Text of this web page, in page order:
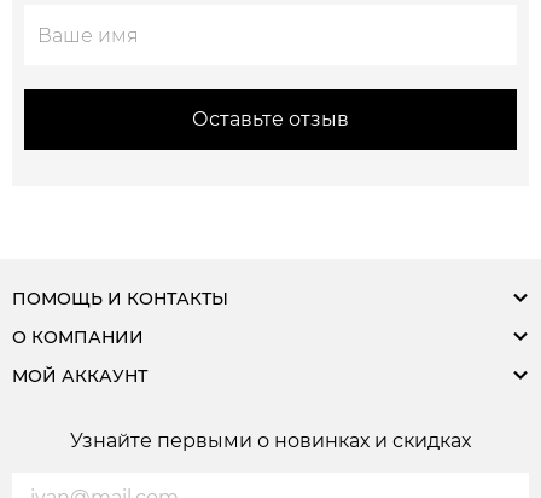
Оставьте отзыв
ПОМОЩЬ И КОНТАКТЫ
О КОМПАНИИ
МОЙ АККАУНТ
Узнайте первыми о новинках и скидках